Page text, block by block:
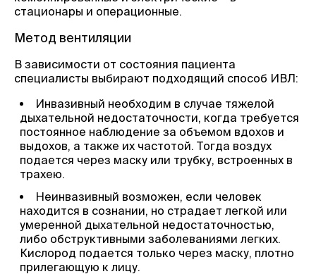
стационары и операционные.
Метод вентиляции
В зависимости от состояния пациента
специалисты выбирают подходящий способ ИВЛ:
Инвазивный необходим в случае тяжелой
дыхательной недостаточности, когда требуется
постоянное наблюдение за объемом вдохов и
выдохов, а также их частотой. Тогда воздух
подается через маску или трубку, встроенных в
трахею.
Неинвазивный возможен, если человек
находится в сознании, но страдает легкой или
умеренной дыхательной недостаточностью,
либо обструктивными заболеваниями легких.
Кислород подается только через маску, плотно
прилегающую к лицу.